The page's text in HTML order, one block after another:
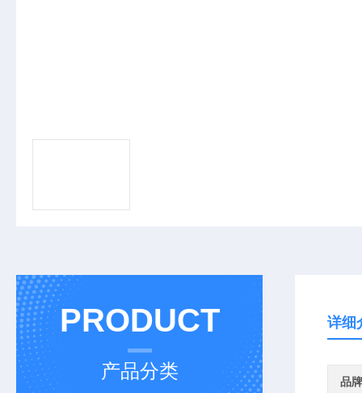
PRODUCT
产品分类
详细
品牌